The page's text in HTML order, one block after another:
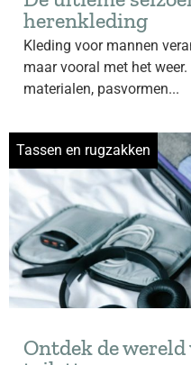
herenkleding
Kleding voor mannen
maar vooral met het
materialen, pasvormen...
Tassen en rugzakken
Ontdek de